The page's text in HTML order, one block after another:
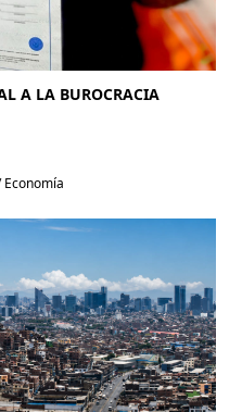
A LA BUROCRACIA
Economía